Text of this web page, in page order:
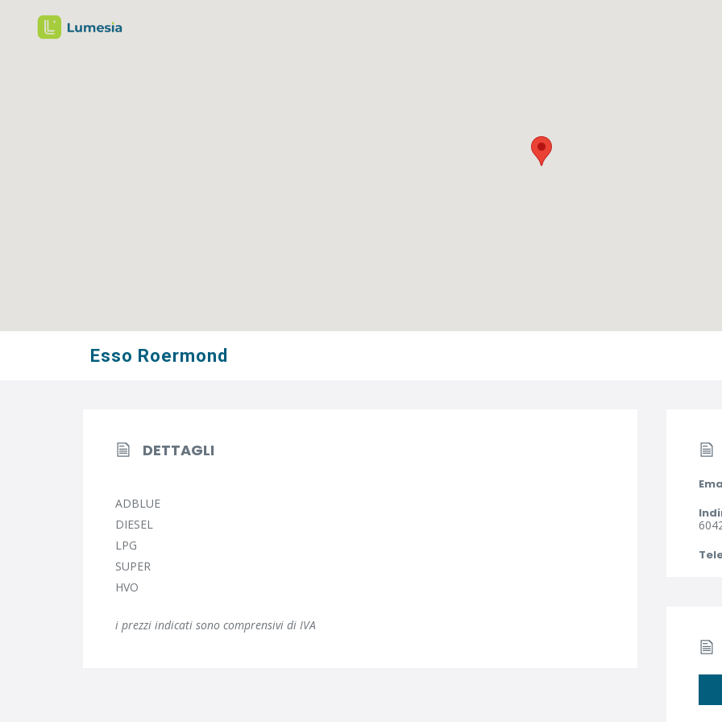
Esso Roermond
DETTAGLI
ADBLUE
DIESEL
LPG
SUPER
HVO
i prezzi indicati sono comprensivi di IVA